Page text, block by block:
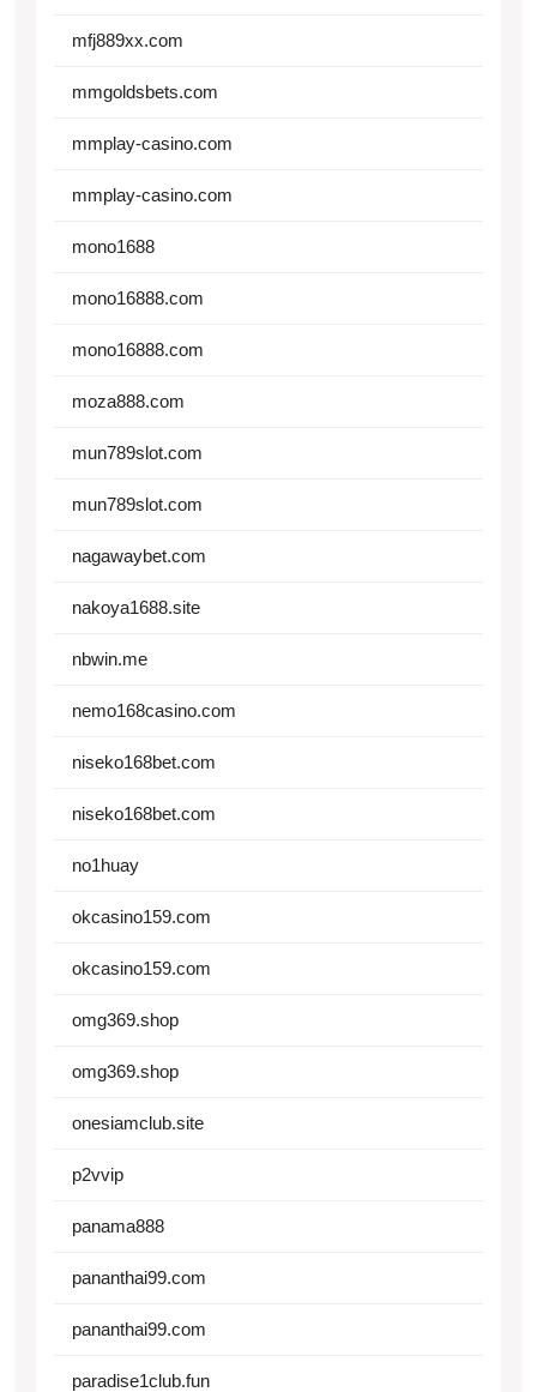
mfj889xx.com
mmgoldsbets.com
mmplay-casino.com
mmplay-casino.com
mono1688
mono16888.com
mono16888.com
moza888.com
mun789slot.com
mun789slot.com
nagawaybet.com
nakoya1688.site
nbwin.me
nemo168casino.com
niseko168bet.com
niseko168bet.com
no1huay
okcasino159.com
okcasino159.com
omg369.shop
omg369.shop
onesiamclub.site
p2vvip
panama888
pananthai99.com
pananthai99.com
paradise1club.fun